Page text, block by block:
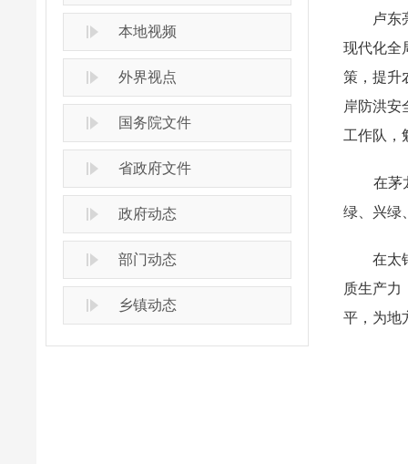
本地视频
外界视点
国务院文件
省政府文件
政府动态
部门动态
乡镇动态
卢东亮
现代化全
策，提升
岸防洪安
工作队，
在茅龙
绿、兴绿
在太钢
质生产力
平，为地